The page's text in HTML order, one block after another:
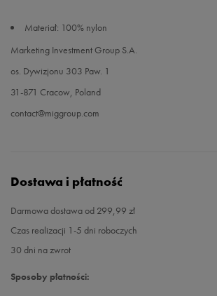
Materiał: 100% nylon
Marketing Investment Group S.A.
os. Dywizjonu 303 Paw. 1
31-871 Cracow, Poland
contact@miggroup.com
Dostawa i płatność
Darmowa dostawa od 299,99 zł
Czas realizacji 1-5 dni roboczych
30 dni na zwrot
Sposoby płatności: